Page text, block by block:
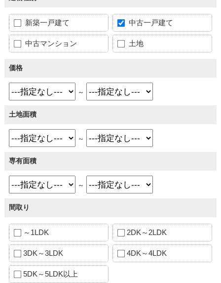
新築一戸建て 中古一戸建て
中古マンション 土地
価格
～
土地面積
～
専有面積
～
間取り
～1LDK 2DK～2LDK
3DK～3LDK 4DK～4LDK
5DK～5LDK以上